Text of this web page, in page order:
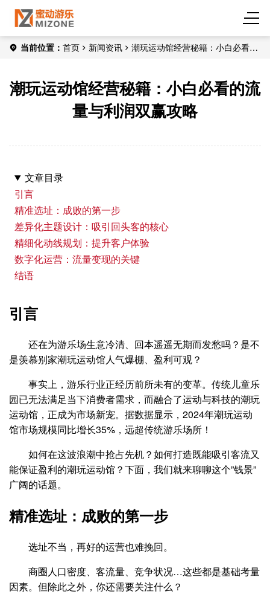
当前位置： 首页 新闻资讯
潮玩运动馆经营秘籍：小白必看的
潮玩运动馆经营秘籍：小白必看的流
量与利润双赢攻略
文章目录
引言
精准选址：成败的第一步
差异化主题设计：吸引回头客的核心
精细化动线规划：提升客户体验
数字化运营：流量变现的关键
结语
引言
还在为游乐场生意冷清、回本遥遥无期而发愁吗？是不
是羡慕别家潮玩运动馆人气爆棚、盈利可观？
事实上，游乐行业正经历前所未有的变革。传统儿童乐
园已无法满足当下消费者需求，而融合了运动与科技的潮玩
运动馆，正成为市场新宠。据数据显示，2024年潮玩运动
馆市场规模同比增长35%，远超传统游乐场所！
如何在这波浪潮中抢占先机？如何打造既能吸引客流又
能保证盈利的潮玩运动馆？下面，我们就来聊聊这个”钱景”
广阔的话题。
精准选址：成败的第一步
选址不当，再好的运营也难挽回。
商圈人口密度、客流量、竞争状况…这些都是基础考量
因素。但除此之外，你还需要关注什么？